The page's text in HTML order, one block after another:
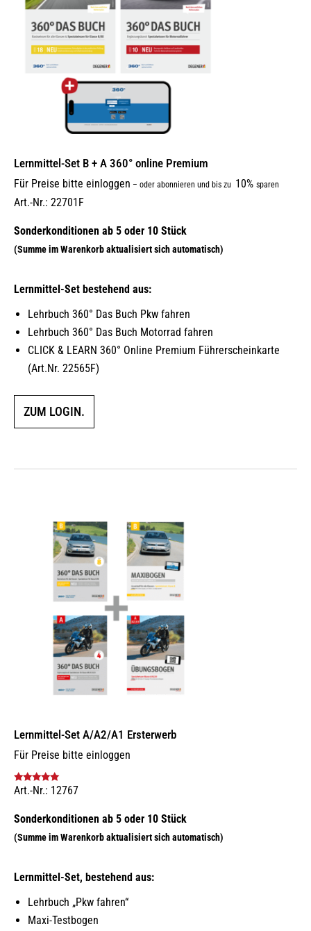
Lernmittel-Set B + A 360° online Premium
Für Preise bitte einloggen – oder abonnieren und bis zu 10% sparen
Art.-Nr.: 22701F
Lernmittel-Set bestehend aus:
Lehrbuch 360° Das Buch Pkw fahren
Lehrbuch 360° Das Buch Motorrad fahren
CLICK & LEARN 360° Online Premium Führerscheinkarte
(Art.Nr. 22565F)
ZUM LOGIN.
Lernmittel-Set A/A2/A1 Ersterwerb
Für Preise bitte einloggen
Bewertet mit
Art.-Nr.: 12767
Lernmittel-Set, bestehend aus:
Lehrbuch „Pkw fahren“
Maxi-Testbogen